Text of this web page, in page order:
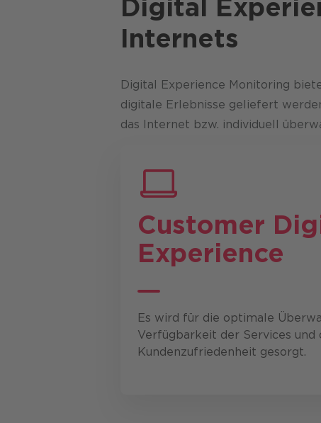
Digital
Internets
Digital Experience Monitoring
digitale Erlebnisse geliefert
das Internet bzw. individuell
Customer
Experience
Es wird für die optimale
Verfügbarkeit der Services und
Kundenzufriedenheit gesorgt.